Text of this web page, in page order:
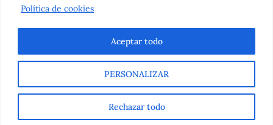
Política de cookies
PERSONALIZAR
Rechazar todo
Aceptar todo
Caballero